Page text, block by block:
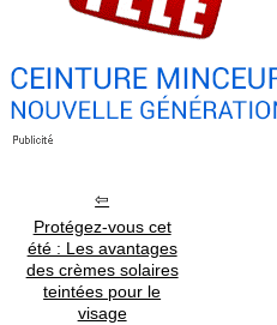
Protégez-vous cet
été : Les avantages
des crèmes solaires
teintées pour le
visage